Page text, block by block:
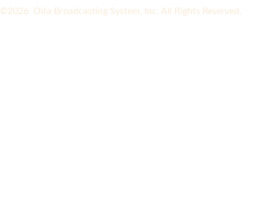
©2026 Oita Broadcasting System, Inc. All Rights Reserved.